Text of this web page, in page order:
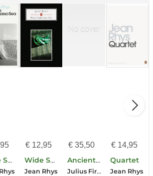
Wide Sargasso Sea
€ 12,95
Wide Sargasso Sea
Jean Rhys
€ 35,50
Ancient Astrology Theory and Practice
Julius Firmicus Maternus
€ 14,95
Quartet
Jean Rhys